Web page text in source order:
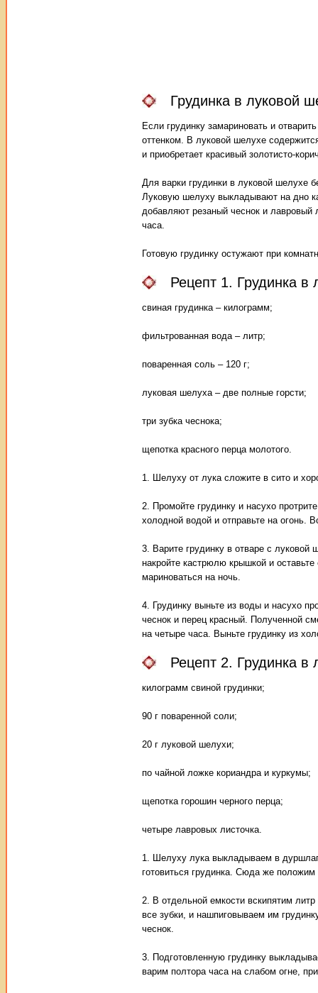
Грудинка в луковой
Если грудинку замариновать и
оттенком. В луковой шелухе
и приобретает красивый золотисто-
Для варки грудинки в луковой шелухе
Луковую шелуху выкладывают на дно
добавляют резаный чеснок и
часа.
Готовую грудинку остужают при
Рецепт 1. Грудинка
свиная грудинка – килограмм;
фильтрованная вода – литр;
поваренная соль – 120 г;
луковая шелуха – две полные горсти;
три зубка чеснока;
щепотка красного перца молотого.
1. Шелуху от лука сложите в сито и
2. Промойте грудинку и насухо
холодной водой и отправьте на огонь.
3. Варите грудинку в отваре с
накройте кастрюлю крышкой и
мариноваться на ночь.
4. Грудинку выньте из воды и насухо
чеснок и перец красный. Полученной
на четыре часа. Выньте грудинку из
Рецепт 2. Грудинка в
килограмм свиной грудинки;
90 г поваренной соли;
20 г луковой шелухи;
по чайной ложке кориандра и куркумы;
щепотка горошин черного перца;
четыре лавровых листочка.
1. Шелуху лука выкладываем в
готовиться грудинка. Сюда же
2. В отдельной емкости вскипятим
все зубки, и нашпиговываем им
чеснок.
3. Подготовленную грудинку
варим полтора часа на слабом огне,